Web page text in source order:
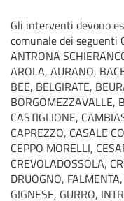
Gli interventi devono
comunale dei seguenti
ANTRONA
AROLA, AURANO,
BEE, BELGIRATE,
BORGOMEZZAVALLE,
CASTIGLIONE,
CAPREZZO, CASALE
CEPPO MORELLI,
CREVOLADOSSOLA,
DRUOGNO,
GIGNESE, GURRO,